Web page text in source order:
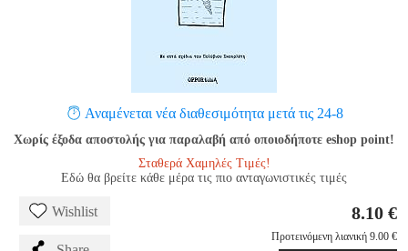
Αναμένεται νέα διαθεσιμότητα μετά τις 24-8
Χωρίς έξοδα αποστολής για παραλαβή από οποιοδήποτε eshop point!
Σταθερά Χαμηλές Τιμές!
Εδώ θα βρείτε κάθε μέρα τις πιο ανταγωνιστικές τιμές
Wishlist 8.10 €
Προτεινόμενη λιανική 9.00 €